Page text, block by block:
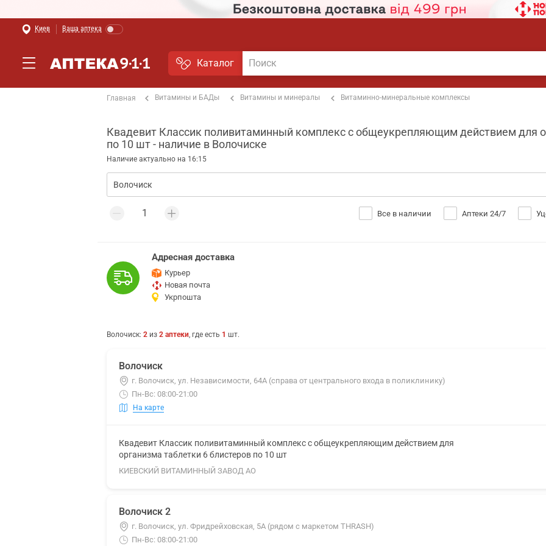
Киев Ваша аптека
Каталог
Главная Витамины и БАДы Витамины и минералы Витаминно-минеральные комплексы
Квадевит Классик поливитаминный комплекс с общеукрепляющим действием для
по 10 шт - наличие в Волочиске
Наличие актуально на 16:15
Все в наличии Аптеки 24/7
Адресная доставка
Курьер
Новая почта
Укрпошта
Волочиск: 2 из 2 аптеки, где есть 1 шт.
Волочиск
г. Волочиск, ул. Независимости, 64А (справа от центрального входа в поликлинику)
Пн-Вс: 08:00-21:00
На карте
Квадевит Классик поливитаминный комплекс с общеукрепляющим действием для
организма таблетки 6 блистеров по 10 шт
КИЕВСКИЙ ВИТАМИННЫЙ ЗАВОД АО
Волочиск 2
г. Волочиск, ул. Фридрейховская, 5А (рядом с маркетом THRASH)
Пн-Вс: 08:00-21:00